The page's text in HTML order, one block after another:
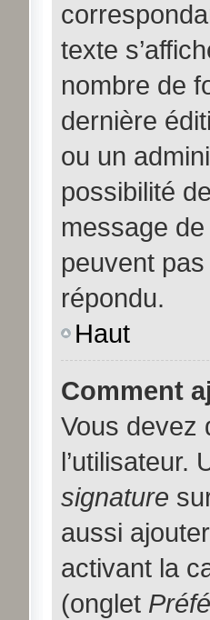
texte
nombre de
dernière
ou un
possibilité
message
peuvent
répondu.
Haut
Comment
Vous devez
signature
aussi
activant la
(onglet